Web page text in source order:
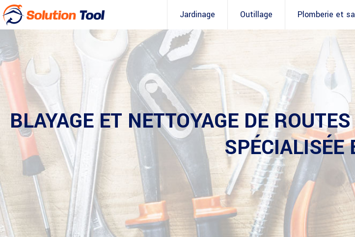
Jardinage Outillage Plomberie et
BLAYAGE ET NETTOYAGE DE
SPÉCIALISÉE